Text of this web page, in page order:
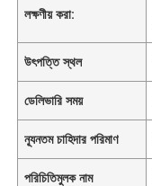
লক্ষণীয় করা:
উৎপত্তি স্থল
ডেলিভারি সময়
ন্যূনতম চাহিদার পরিমাণ
পরিচিতিমুলক নাম